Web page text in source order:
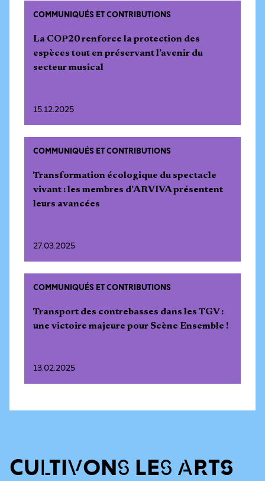
COMMUNIQUÉS ET CONTRIBUTIONS
La COP20 renforce la protection des
espèces tout en préservant l’avenir du
secteur musical
15.12.2025
COMMUNIQUÉS ET CONTRIBUTIONS
Transformation écologique du spectacle
vivant : les membres d’ARVIVA présentent
leurs avancées
27.03.2025
COMMUNIQUÉS ET CONTRIBUTIONS
Transport des contrebasses dans les TGV :
une victoire majeure pour Scène Ensemble !
13.02.2025
CULTIVONS LES ARTS